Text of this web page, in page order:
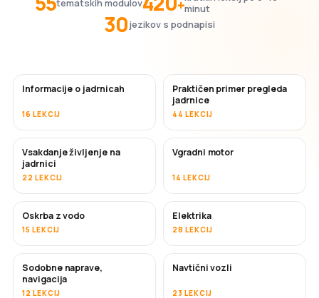
tematskih modulov +minut
30jezikov s podnapisi
Informacije o jadrnicah
16 LEKCIJ
Praktičen primer pregleda
jadrnice
44 LEKCIJ
Vsakdanje življenje na
jadrnici
22 LEKCIJ
Vgradni motor
14 LEKCIJ
Oskrba z vodo
15 LEKCIJ
Elektrika
28 LEKCIJ
Sodobne naprave,
navigacija
12 LEKCIJ
Navtični vozli
23 LEKCIJ